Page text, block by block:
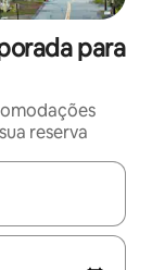
para
reserva
explore-os